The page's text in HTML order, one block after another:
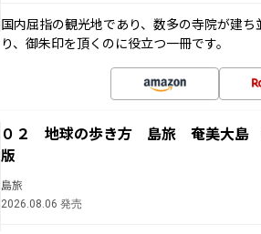
国内屈指の観光地であり、数多の寺院が建
り、御朱印を頂くのに役立つ一冊です。
０２ 地球の歩き方 島旅 奄美大島
版
島旅
2026.08.06 発売